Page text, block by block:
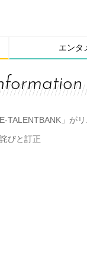
エンタ
E-TALENTBANK」が
びと訂正